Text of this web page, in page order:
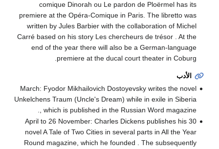
comique Dinorah ou Le pardon de Ploërmel has its
premiere at the Opéra-Comique in Paris. The libretto was
written by Jules Barbier with the collaboration of Michel
Carré based on his story Les chercheurs de trésor . At the
end of the year there will also be a German-language
premiere at the ducal court theater in Coburg.
الأدب
March: Fyodor Mikhailovich Dostoyevsky writes the novel
Unkelchens Traum (Uncle's Dream) while in exile in Siberia
, which is published in the Russian Word magazine.
30 April to 26 November: Charles Dickens publishes his
novel A Tale of Two Cities in several parts in All the Year
Round magazine, which he founded . The subsequently